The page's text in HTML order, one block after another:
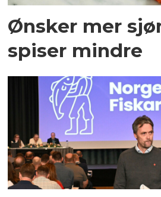
Ønsker mer
spiser mindre